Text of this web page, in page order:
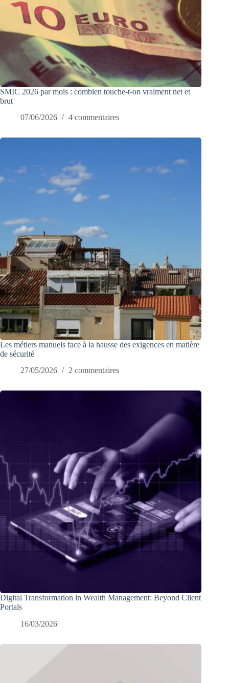
SMIC 2026 par mois : combien touche-t-on vraiment net et
brut
07/06/2026
4 commentaires
Les métiers manuels face à la hausse des exigences en matière
de sécurité
27/05/2026
2 commentaires
Digital Transformation in Wealth Management: Beyond Client
Portals
16/03/2026